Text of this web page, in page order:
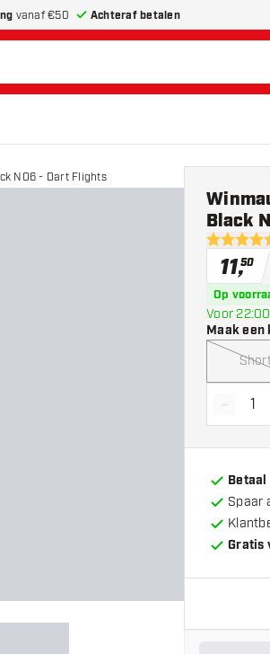
vanaf €50 Achteraf betalen
NO6 - Dart Flights
4.7 score
Black
11,50
Op
Voor
Maak een
-
Spaar
Gratis